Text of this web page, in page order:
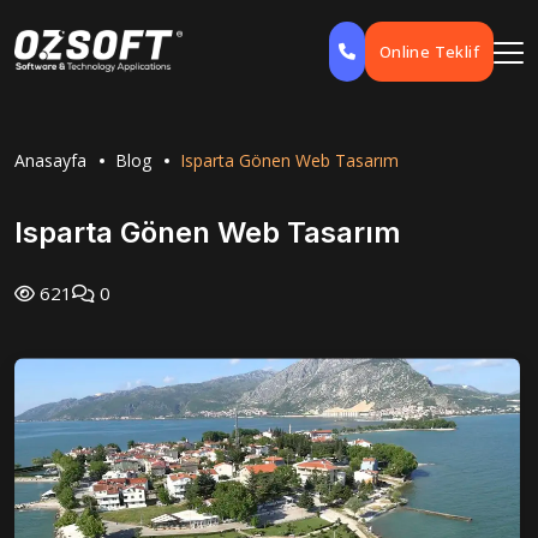
Online Teklif
Anasayfa Blog Isparta Gönen Web Tasarım
Isparta Gönen Web Tasarım
621 0